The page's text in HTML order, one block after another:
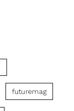
futuremag